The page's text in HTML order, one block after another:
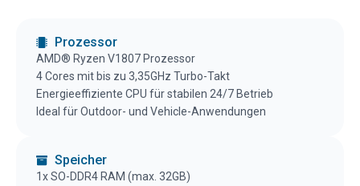
Prozessor
AMD® Ryzen V1807 Prozessor
4 Cores mit bis zu 3,35GHz Turbo-Takt
Energieeffiziente CPU für stabilen 24/7 Betrieb
Ideal für Outdoor- und Vehicle-Anwendungen
Speicher
1x SO-DDR4 RAM (max. 32GB)